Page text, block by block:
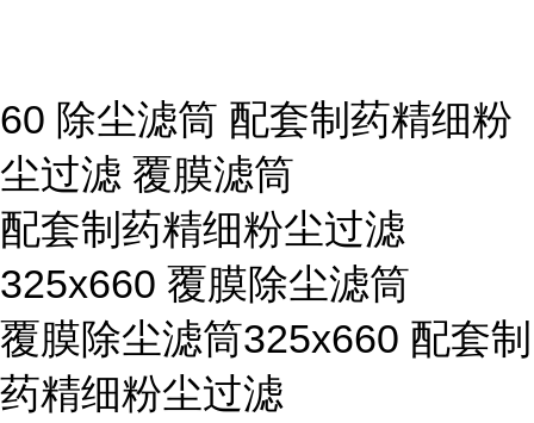
60 除尘滤筒 配套制药精细粉
尘过滤 覆膜滤筒
配套制药精细粉尘过滤
325x660 覆膜除尘滤筒
覆膜除尘滤筒325x660 配套制
药精细粉尘过滤